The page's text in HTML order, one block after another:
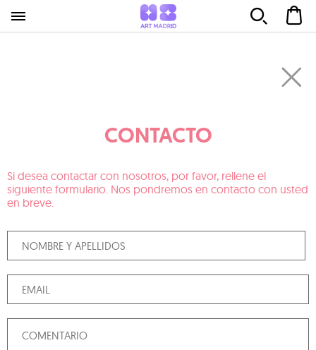
CONTACTO
Si desea contactar con nosotros, por favor, rellene el
siguiente formulario. Nos pondremos en contacto con usted
en breve.